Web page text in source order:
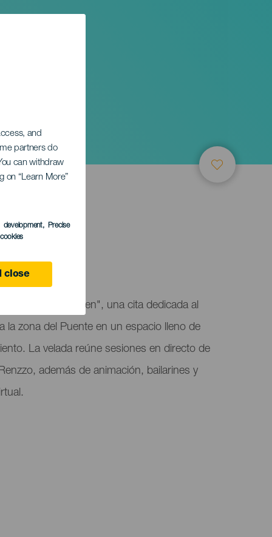
and
partners do
can withdraw
on “Learn More”
development, Precise
close
la "Noche Joven", una cita dedicada al
la zona del Puente en un espacio lleno de
La velada reúne sesiones en directo de
además de animación, bailarines y